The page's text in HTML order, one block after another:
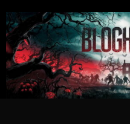
TO
CONTENT